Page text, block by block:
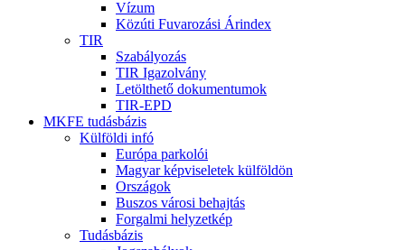
Vízum
Közúti Fuvarozási Árindex
TIR
Szabályozás
TIR Igazolvány
Letölthető dokumentumok
TIR-EPD
MKFE tudásbázis
Külföldi infó
Európa parkolói
Magyar képviseletek külföldön
Országok
Buszos városi behajtás
Forgalmi helyzetkép
Tudásbázis